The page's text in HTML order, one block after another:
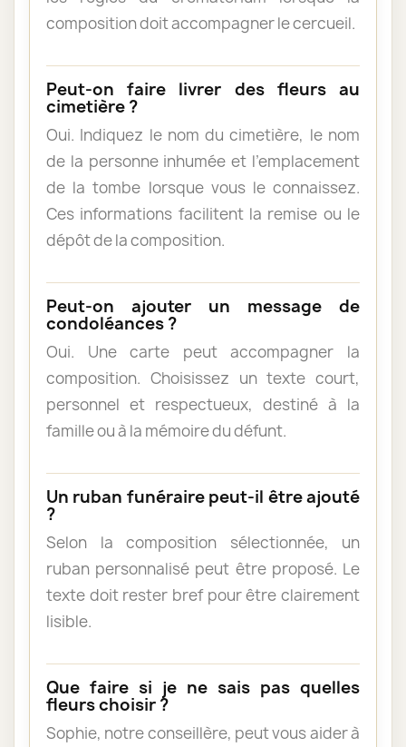
composition doit accompagner le cercueil.
Peut-on faire livrer des fleurs au
cimetière ?
Oui. Indiquez le nom du cimetière, le nom
de la personne inhumée et l’emplacement
de la tombe lorsque vous le connaissez.
Ces informations facilitent la remise ou le
dépôt de la composition.
Peut-on ajouter un message de
condoléances ?
Oui. Une carte peut accompagner la
composition. Choisissez un texte court,
personnel et respectueux, destiné à la
famille ou à la mémoire du défunt.
Un ruban funéraire peut-il être ajouté
?
Selon la composition sélectionnée, un
ruban personnalisé peut être proposé. Le
texte doit rester bref pour être clairement
lisible.
Que faire si je ne sais pas quelles
fleurs choisir ?
Sophie, notre conseillère, peut vous aider à